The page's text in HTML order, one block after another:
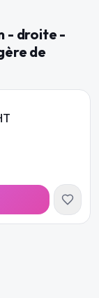
- droite -
de